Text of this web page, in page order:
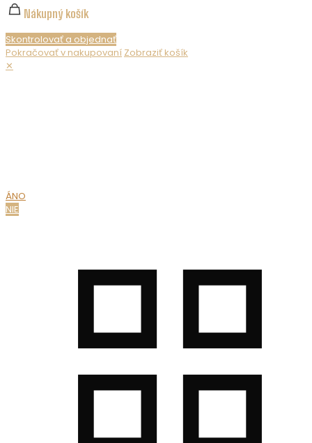
Nákupný košík
Skontrolovať a objednať
Pokračovať v nakupovaní Zobraziť košík
✕
ÁNO
NIE